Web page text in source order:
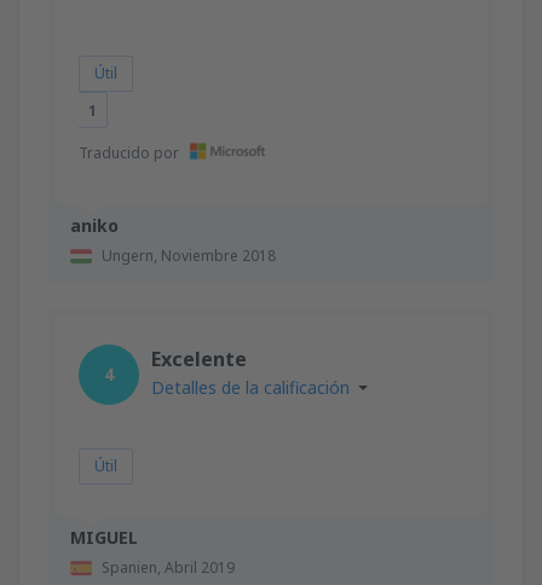
aniko
Ungern, Noviembre 2018
Útil
1
Traducido por
MIGUEL
Spanien, Abril 2019
4
Excelente
Detalles de la calificación
Útil